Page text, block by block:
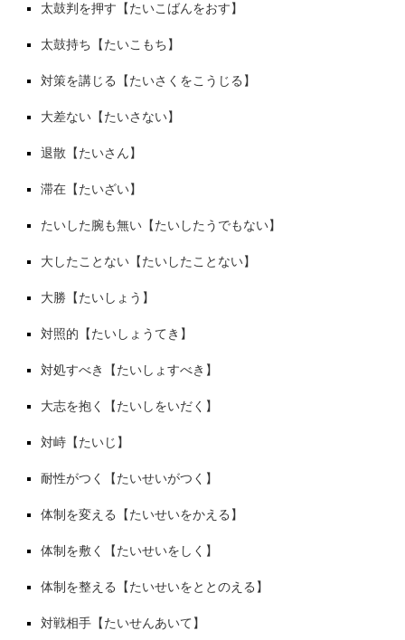
太鼓判を押す【たいこばんをおす】
太鼓持ち【たいこもち】
対策を講じる【たいさくをこうじる】
大差ない【たいさない】
退散【たいさん】
滞在【たいざい】
たいした腕も無い【たいしたうでもない】
大したことない【たいしたことない】
大勝【たいしょう】
対照的【たいしょうてき】
対処すべき【たいしょすべき】
大志を抱く【たいしをいだく】
対峙【たいじ】
耐性がつく【たいせいがつく】
体制を変える【たいせいをかえる】
体制を敷く【たいせいをしく】
体制を整える【たいせいをととのえる】
対戦相手【たいせんあいて】